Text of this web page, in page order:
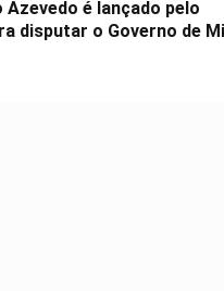
é lançado pelo
disputar o Governo de